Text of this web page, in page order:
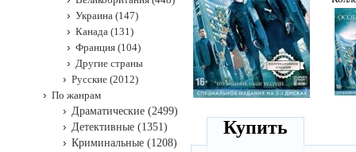
Купить
Украина (147)
Канада (131)
Франция (104)
Другие страны
Русские (2012)
По жанрам
Драматические (2499)
Детективные (1351)
Криминальные (1208)